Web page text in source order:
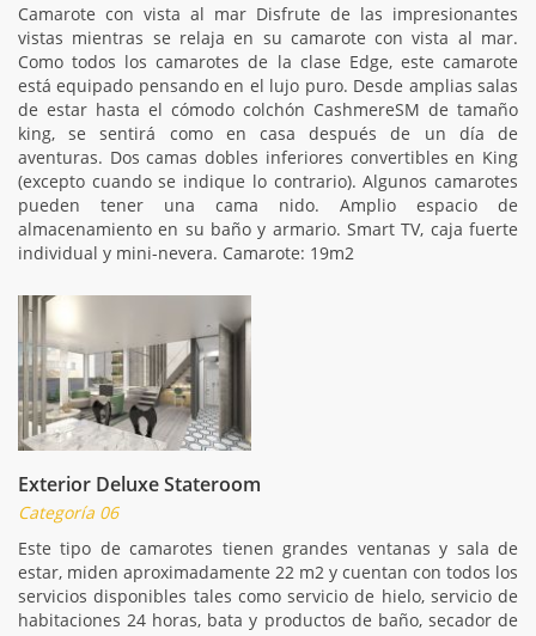
Camarote con vista al mar Disfrute de las impresionantes
vistas mientras se relaja en su camarote con vista al mar.
Como todos los camarotes de la clase Edge, este camarote
está equipado pensando en el lujo puro. Desde amplias salas
de estar hasta el cómodo colchón CashmereSM de tamaño
king, se sentirá como en casa después de un día de
aventuras. Dos camas dobles inferiores convertibles en King
(excepto cuando se indique lo contrario). Algunos camarotes
pueden tener una cama nido. Amplio espacio de
almacenamiento en su baño y armario. Smart TV, caja fuerte
individual y mini-nevera. Camarote: 19m2
Exterior Deluxe Stateroom
Categoría 06
Este tipo de camarotes tienen grandes ventanas y sala de
estar, miden aproximadamente 22 m2 y cuentan con todos los
servicios disponibles tales como servicio de hielo, servicio de
habitaciones 24 horas, bata y productos de baño, secador de